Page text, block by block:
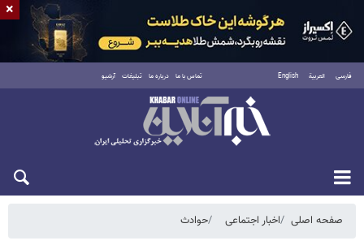
فارسی العربية English تماس با ما درباره ما تبلیغات آرشیو
یکشنبه ۱۸ مرداد ۱۴۰۵
صفحه اصلی اخبار اجتماعی حوادث
×